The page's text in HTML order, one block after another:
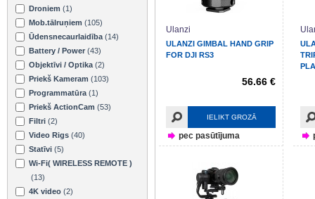
Droniem (1)
Mob.tālruņiem (105)
Ūdensnecaurlaidība (14)
Battery / Power (43)
Objektīvi / Optika (2)
Priekš Kameram (103)
Programmatūra (1)
Priekš ActionCam (53)
Filtri (2)
Video Rigs (40)
Statīvi (5)
Wi-Fi( WIRELESS REMOTE )
(13)
4K video (2)
Ulanzi
ULANZI GIMBAL HAND GRIP
FOR DJI RS3
56.66 €
IELIKT GROZĀ
pec pasūtījuma